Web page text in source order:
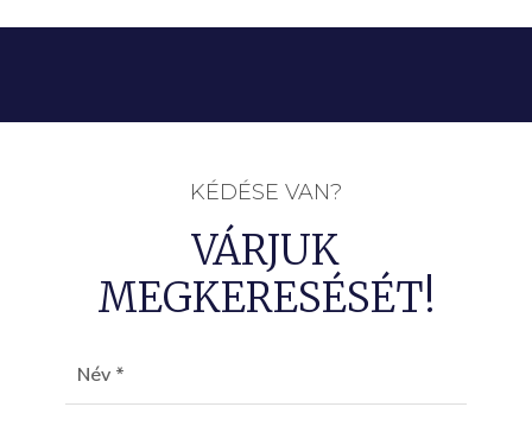
KÉDÉSE VAN?
VÁRJUK
MEGKERESÉSÉT!